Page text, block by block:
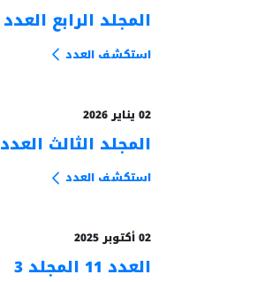
المجلد الرابع العدد 13
استكشف العدد
02 يناير 2026
المجلد الثالث العدد 12
استكشف العدد
02 أكتوبر 2025
العدد 11 المجلد 3